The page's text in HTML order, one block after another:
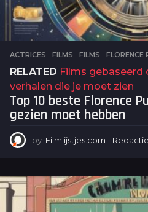
ACTRICES ,FILMS FILMS ,FLORENCE
RELATED Films gebaseerd
verhalen die je moet zien
Top 10 beste Florence
gezien moet hebben
by Filmlijstjes.com - Redactie